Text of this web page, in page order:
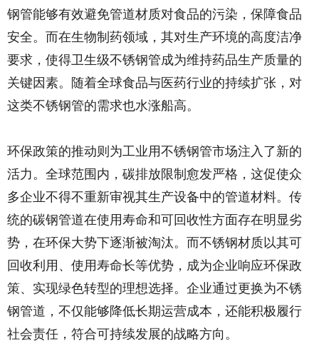
钢管能够有效避免管道材质对食品的污染，保障食品
安全。而在生物制药领域，其对生产环境的高度洁净
要求，使得卫生级不锈钢管成为维持药品生产质量的
关键因素。随着全球食品与医药行业的持续扩张，对
这类不锈钢管的需求也水涨船高。​
环保政策的推动则为工业用不锈钢管市场注入了新的
活力。全球范围内，碳排放限制愈发严格，这促使众
多企业不得不重新审视其生产设备中的管道材料。传
统的碳钢管道在使用寿命和可回收性方面存在明显劣
势，在环保大势下逐渐被淘汰。而不锈钢材质以其可
回收利用、使用寿命长等优势，成为企业响应环保政
策、实现绿色转型的理想选择。企业通过更换为不锈
钢管道，不仅能够降低长期运营成本，还能积极履行
社会责任，符合可持续发展的战略方向。​